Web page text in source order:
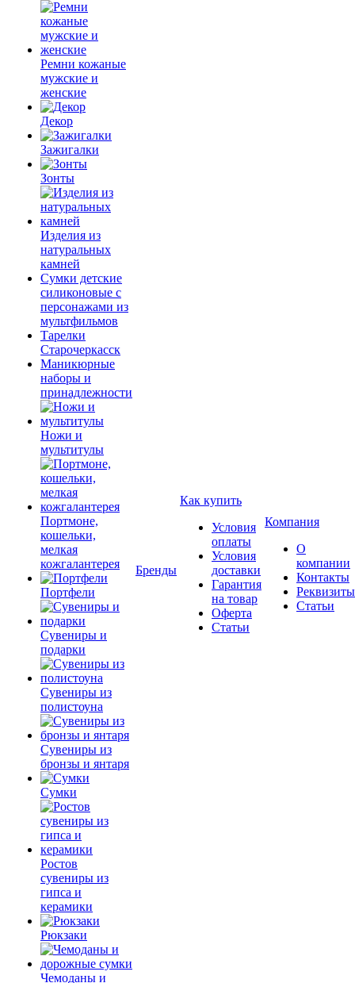
Ремни кожаные
мужские и
женские
Декор
Зажигалки
Зонты
Изделия из
натуральных
камней
Сумки детские
силиконовые с
персонажами из
мультфильмов
Тарелки
Старочеркасск
Маникюрные
наборы и
принадлежности
Ножи и
мультитулы
Портмоне,
кошельки,
мелкая
кожгалантерея
Портфели
Сувениры и
подарки
Сувениры из
полистоуна
Сувениры из
бронзы и янтаря
Сумки
Ростов
сувениры из
гипса и
керамики
Рюкзаки
Чемоданы и
Бренды
Как купить
Условия
оплаты
Условия
доставки
Гарантия
на товар
Оферта
Статьи
Компания
О
компании
Контакты
Реквизиты
Статьи